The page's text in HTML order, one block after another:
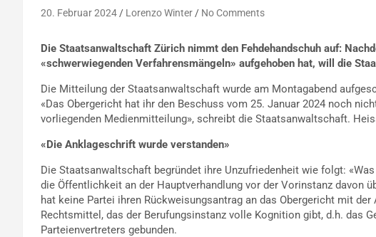
20. Februar 2024 Lorenzo Winter No Comments
Die Staatsanwaltschaft Zürich nimmt den Fehdehandschuh auf:
«schwerwiegenden Verfahrensmängeln» aufgehoben hat, will die
Die Mitteilung der Staatsanwaltschaft wurde am Montagabend
«Das Obergericht hat ihr den Beschuss vom 25. Januar 2024 noch
vorliegenden Medienmitteilung», schreibt die Staatsanwaltschaft.
«Die Anklageschrift wurde verstanden»
Die Staatsanwaltschaft begründet ihre Unzufriedenheit wie folgt:
die Öffentlichkeit an der Hauptverhandlung vor der Vorinstanz davon
hat keine Partei ihren Rückweisungsantrag an das Obergericht mit
Rechtsmittel, das der Berufungsinstanz volle Kognition gibt, d.h. das
Parteienvertreters gebunden.